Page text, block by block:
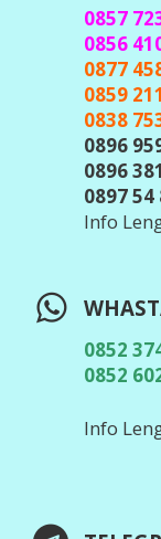
(Id
Teliti
Pernah